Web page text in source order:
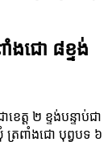
ជោ ៨ខ្ទង់
ត្ត ២ ខ្ទង់បន្ទាប់ជា
ត្រពាំងជោ បុព្វបទ ៦